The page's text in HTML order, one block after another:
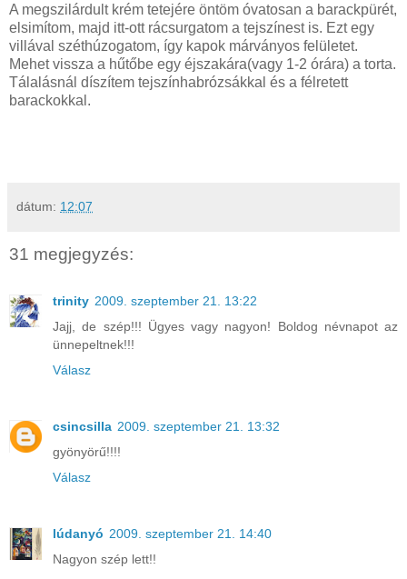
A megszilárdult krém tetejére öntöm óvatosan a barackpürét,
elsimítom, majd itt-ott rácsurgatom a tejszínest is. Ezt egy
villával széthúzogatom, így kapok márványos felületet.
Mehet vissza a hűtőbe egy éjszakára(vagy 1-2 órára) a torta.
Tálalásnál díszítem tejszínhabrózsákkal és a félretett
barackokkal.
dátum: 12:07
31 megjegyzés:
trinity 2009. szeptember 21. 13:22
Jajj, de szép!!! Ügyes vagy nagyon! Boldog névnapot az
ünnepeltnek!!!
Válasz
csincsilla 2009. szeptember 21. 13:32
gyönyörű!!!!
Válasz
lúdanyó 2009. szeptember 21. 14:40
Nagyon szép lett!!